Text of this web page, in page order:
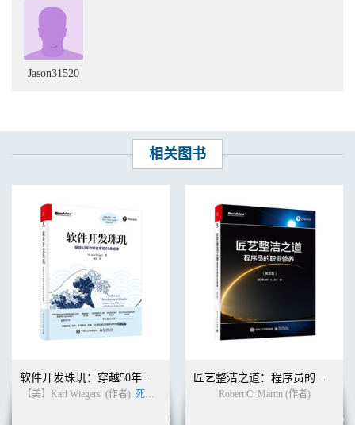
Item 66: Use native methods judiciously. . . . . . . . . . . . . . . . . . . . 285
Item 67: Optimize judiciously . . . . . . . . . . . . . . . . . . . . . . . . . . . .
Item 68: Adhere to generally accepted naming conventions . . . . . 289
10 Exceptions . . . . . . . . . . . . . . . . . . . . . . . . . . . . . . . . . . . . . . . .
Item 71: Avoid unnecessary use of checked exceptions . . . . . . . . 298
Item 72: Favor the use of standard exceptions. . . . . . . . . . . . . . . . 300
Item 73: Throw exceptions appropriate to the abstraction. . . . . . . 302
Item 75: Include failure-capture information in detail messages. . 306
Item 76: Strive for failure atomicity . . . . . . . . . . . . . . . . . . . . . . . 308
Item 77: Don’t ignore exceptions . . . . . . . . . . . . . . . . . . . . . . . . . 310
11 Concurrency . . . . . . . . . . . . . . . . . . . . . . . . . . . . . . . . . . . . . . 311
Item 78: Synchronize access to shared mutable data . . . . . . . . . . 311
Item 79: Avoid excessive synchronization . . . . . . . . . . . . . . . . . . 317
Item 80: Prefer executors, tasks, and streams to threads . . . . . . . 323
Item 81: Prefer concurrency utilities to wait and notify . . . . . . 325
Item 82: Document thread safety . . . . . . . . . . . . . . . . . . . . . . . . . 330
Item 84: Don’t depend on the thread scheduler . . . . . . . . . . . . . . 336
12 Serialization . . . . . . . . . . . . . . . . . . . . . . . . . . . . . . . . . . . . . . .
Item 85: Prefer alternatives to Java serialization . . . . . . . . . . . . . 339
Jason31520
相关图书
【美】Karl Wiegers (作者) 死月 Robert C. Martin (作者)